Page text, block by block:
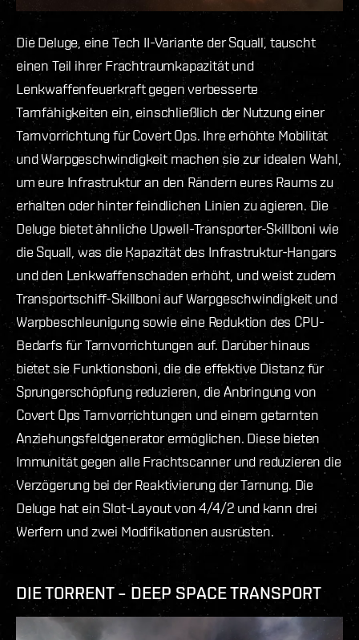
Die Deluge, eine Tech II-Variante der Squall, tauscht
einen Teil ihrer Frachtraumkapazität und
Lenkwaffenfeuerkraft gegen verbesserte
Tarnfähigkeiten ein, einschließlich der Nutzung einer
Tarnvorrichtung für Covert Ops. Ihre erhöhte Mobilität
und Warpgeschwindigkeit machen sie zur idealen Wahl,
um eure Infrastruktur an den Rändern eures Raums zu
erhalten oder hinter feindlichen Linien zu agieren. Die
Deluge bietet ähnliche Upwell-Transporter-Skillboni wie
die Squall, was die Kapazität des Infrastruktur-Hangars
und den Lenkwaffenschaden erhöht, und weist zudem
Transportschiff-Skillboni auf Warpgeschwindigkeit und
Warpbeschleunigung sowie eine Reduktion des CPU-
Bedarfs für Tarnvorrichtungen auf. Darüber hinaus
bietet sie Funktionsboni, die die effektive Distanz für
Sprungerschöpfung reduzieren, die Anbringung von
Covert Ops Tarnvorrichtungen und einem getarnten
Anziehungsfeldgenerator ermöglichen. Diese bieten
Immunität gegen alle Frachtscanner und reduzieren die
Verzögerung bei der Reaktivierung der Tarnung. Die
Deluge hat ein Slot-Layout von 4/4/2 und kann drei
Werfern und zwei Modifikationen ausrüsten.
DIE TORRENT – DEEP SPACE TRANSPORT